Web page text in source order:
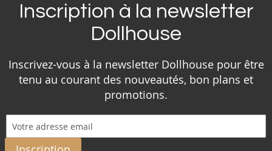
Inscription à la newsletter
Dollhouse
Inscrivez-vous à la newsletter Dollhouse pour être
tenu au courant des nouveautés, bon plans et
promotions.